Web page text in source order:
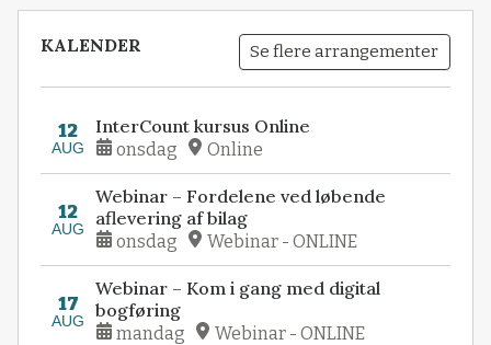
KALENDER Se flere arrangementer
12
AUG
InterCount kursus Online
onsdag Online
12
AUG
Webinar – Fordelene ved løbende
aflevering af bilag
onsdag Webinar - ONLINE
17
AUG
Webinar – Kom i gang med digital
bogføring
mandag Webinar - ONLINE